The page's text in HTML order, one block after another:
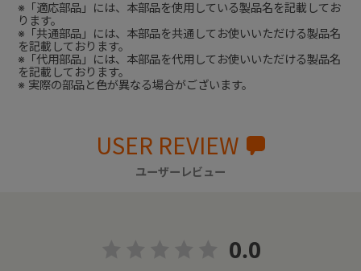
※「適応部品」には、本部品を使用している製品名を記載してお
ります。
※「共通部品」には、本部品を共通してお使いいただける製品名
を記載しております。
※「代用部品」には、本部品を代用してお使いいただける製品名
を記載しております。
※ 実際の部品と色が異なる場合がございます。
USER REVIEW
ユーザーレビュー
0.0